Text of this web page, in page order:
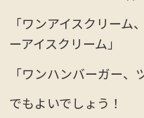
「ワンアイスクリーム
ーアイスクリーム」
「ワンハンバーガー、
でもよいでしょう！